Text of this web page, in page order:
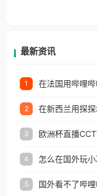
最新资讯
1
2
3
4 怎么在国外玩
5